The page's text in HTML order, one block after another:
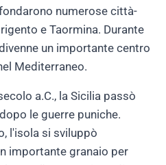
numerose città-
e Taormina. Durante
un importante centro
Mediterraneo.
a.C., la Sicilia passò
le guerre puniche.
l'isola si sviluppò
importante granaio per